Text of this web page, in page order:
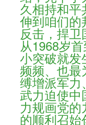
久相持和
伸到咱们
反击，捍
从1968岁
小突破就
频频、也
缚增派军
武力迫使
力规画党
的顺利召